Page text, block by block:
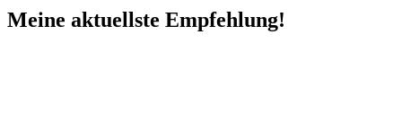
Meine aktuellste Empfehlung!